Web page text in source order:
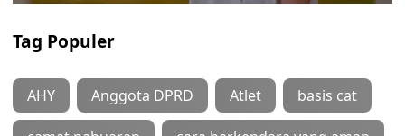
Tag Populer
AHY Anggota DPRD Atlet basis cat